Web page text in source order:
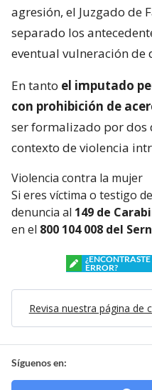
agresión, el Juzgado
separado los
eventual vulneración de
En tanto el imputado
con prohibición de
ser formalizado por dos
contexto de violencia
Violencia contra la mujer
Si eres víctima o testigo
denuncia al 149 de
en el 800 104 008 del
ERROR?
Revisa nuestra página de
Síguenos en: